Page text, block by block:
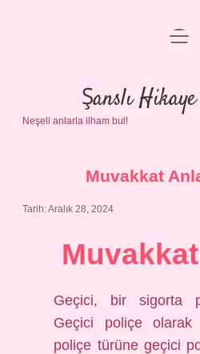
Gizlilik
Şanslı
Neşeli anlarla ilham bul!
Muvakkat
Tarih: Aralık 28, 2024
Geçici, bir sigorta
Geçici poliçe olarak
poliçe türüne geçici